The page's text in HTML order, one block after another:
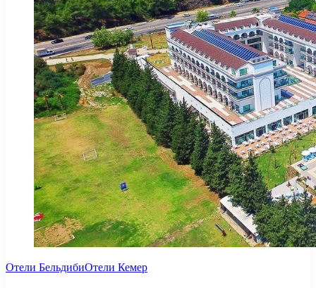
Отели БельдибиОтели Кемер